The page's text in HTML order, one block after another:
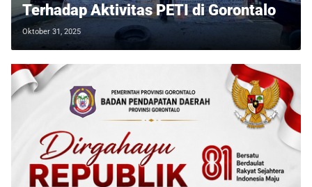
Terhadap Aktivitas PETI di Gorontalo
Oktober 31, 2025